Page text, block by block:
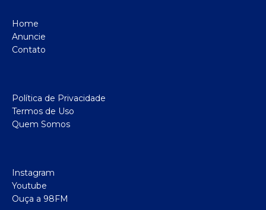
Home
Anuncie
Contato
Política de Privacidade
Termos de Uso
Quem Somos
Instagram
Youtube
Ouça a 98FM